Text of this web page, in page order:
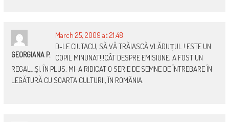
GEORGIANA P.
March 25, 2009 at 21:48
D-LE CIUTACU, SĂ VĂ TRĂIASCĂ VLĂDUȚUL ! ESTE UN
COPIL MINUNAT!!!CÂT DESPRE EMISIUNE, A FOST UN
REGAL…ȘI, ÎN PLUS, MI-A RIDICAT O SERIE DE SEMNE DE ÎNTREBARE ÎN
LEGĂTURĂ CU SOARTA CULTURII, ÎN ROMÂNIA.